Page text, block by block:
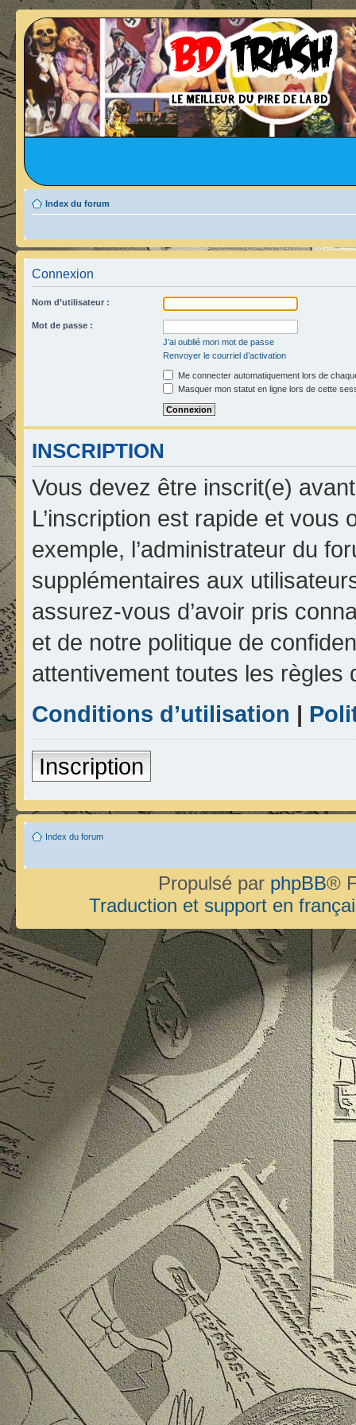
Index du forum
Connexion
Nom d’utilisateur :
Mot de passe :
J’ai oublié mon mot de passe
Renvoyer le courriel d’activation
Me connecter automatiquement lors de
Masquer mon statut en ligne lors de cette
INSCRIPTION
Vous devez être inscrit(e)
L’inscription est rapide et
exemple, l’administrateur du
supplémentaires aux
assurez-vous d’avoir pris
et de notre politique de
attentivement toutes les règles
Conditions d’utilisation |
Inscription
Index du forum
Propulsé par phpBB®
Traduction et support en